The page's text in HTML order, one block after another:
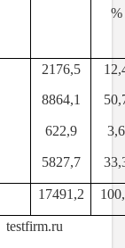
%
2176,5
8864,1
622,9
5827,7
1
3,6
17491 ,2
testfirm.ru